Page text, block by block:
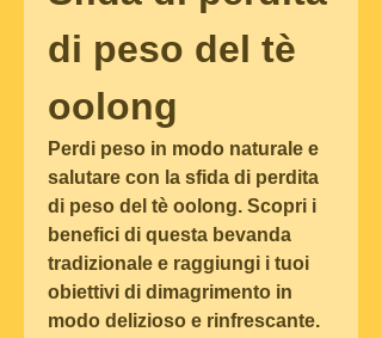
di peso del tè
oolong
Perdi peso in modo naturale e
salutare con la sfida di perdita
di peso del tè oolong. Scopri i
benefici di questa bevanda
tradizionale e raggiungi i tuoi
obiettivi di dimagrimento in
modo delizioso e rinfrescante.